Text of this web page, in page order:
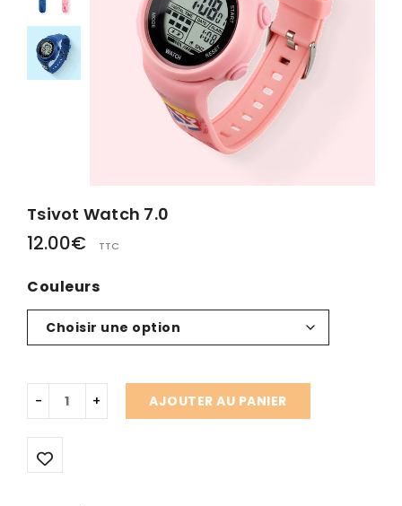
Tsivot Watch 7.0
12.00€ TTC
Couleurs
AJOUTER AU PANIER